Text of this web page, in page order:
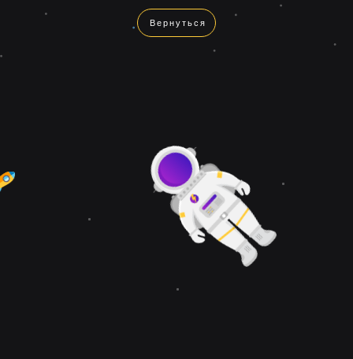
Вернуться